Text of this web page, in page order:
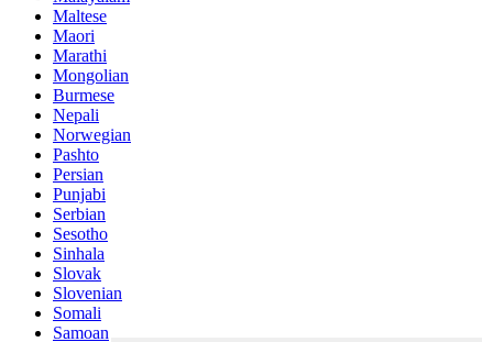
Maltese
Maori
Marathi
Mongolian
Burmese
Nepali
Norwegian
Pashto
Persian
Punjabi
Serbian
Sesotho
Sinhala
Slovak
Slovenian
Somali
Samoan